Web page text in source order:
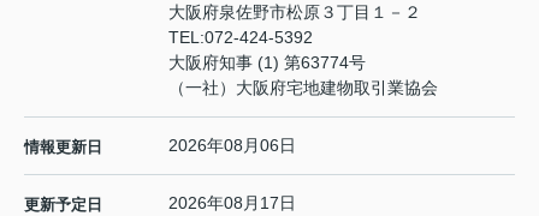
大阪府泉佐野市松原３丁目１－２
TEL:072-424-5392
大阪府知事 (1) 第63774号
（一社）大阪府宅地建物取引業協会
情報更新日 2026年08月06日
更新予定日 2026年08月17日